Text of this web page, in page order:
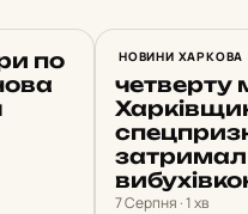
по
НОВИНИ ХАРКОВА
Продав
четверту
7 Серпня · 1 хв